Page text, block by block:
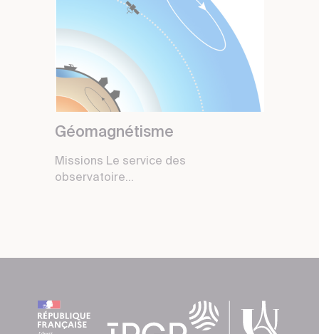
Géomagnétisme
Missions Le service des
observatoire...